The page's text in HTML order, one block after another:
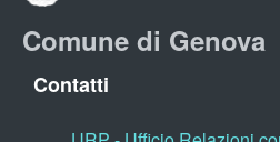
Comune di Genova
Contatti